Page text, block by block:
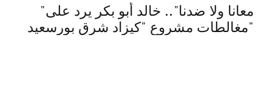
"معانا ولا ضدنا".. خالد أبو بكر يرد على
مغالطات مشروع "كيزاد شرق بورسعيد"